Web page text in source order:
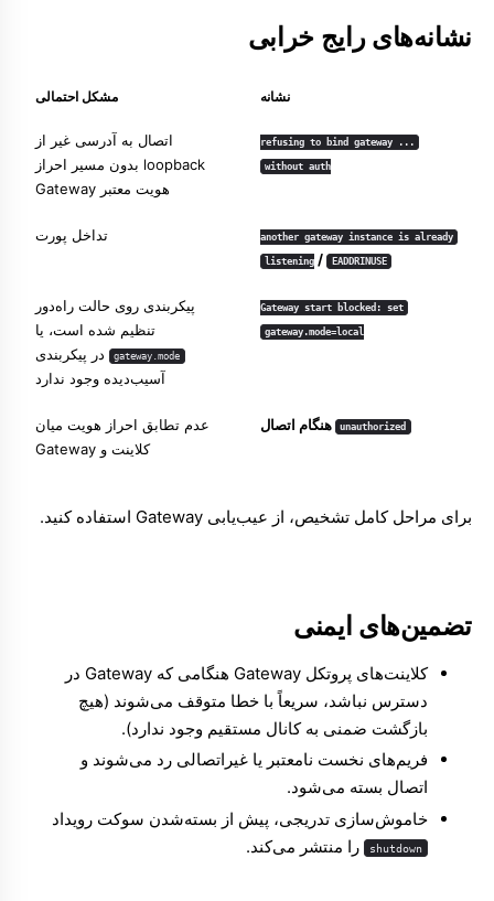
نشانه‌های رایج خرابی
نشانه مشکل احتمالی
refusing to bind gateway ...
without auth
اتصال به آدرسی غیر از
loopback بدون مسیر احراز
هویت معتبر Gateway
another gateway instance is already
listening / EADDRINUSE
تداخل پورت
Gateway start blocked: set
gateway.mode=local
پیکربندی روی حالت راه‌دور
تنظیم شده است، یا
gateway.mode
در پیکربندی
آسیب‌دیده وجود ندارد
unauthorized هنگام اتصال
عدم تطابق احراز هویت میان
کلاینت و Gateway
برای مراحل کامل تشخیص، از عیب‌یابی Gateway استفاده کنید.
تضمین‌های ایمنی
کلاینت‌های پروتکل Gateway هنگامی که Gateway در
دسترس نباشد، سریعاً با خطا متوقف می‌شوند (هیچ
بازگشت ضمنی به کانال مستقیم وجود ندارد).
فریم‌های نخست نامعتبر یا غیراتصالی رد می‌شوند و
اتصال بسته می‌شود.
خاموش‌سازی تدریجی، پیش از بسته‌شدن سوکت رویداد
shutdown را منتشر می‌کند.